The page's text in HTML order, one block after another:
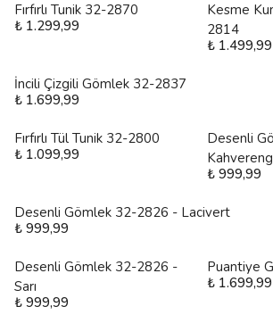
Fırfırlı Tunik 32-2870
₺ 1.299,99
Kesme
2814
₺ 1.499,99
İncili Çizgili Gömlek 32-2837
₺ 1.699,99
Fırfırlı Tül Tunik 32-2800
₺ 1.099,99
Desenli
₺ 999,99
Desenli Gömlek 32-2826 - Lacivert
₺ 999,99
Desenli Gömlek 32-2826 -
Sarı
₺ 999,99
Puantiye
₺ 1.699,99